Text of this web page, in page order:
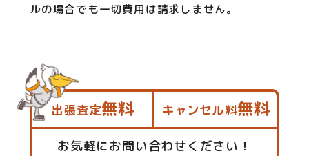
ルの場合でも一切費用は請求しません。
出張査定無料 キャンセル料無料
お気軽にお問い合わせください！